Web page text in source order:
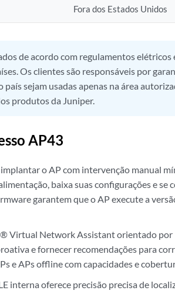
Fora dos Estados Unidos
de acordo com regulamentos elétricos
Os clientes são responsáveis por
sejam usadas apenas na área
produtos da Juniper.
AP43
o AP com intervenção manual
baixa suas configurações e se
garantem que o AP execute a
Virtual Network Assistant orientado por
e fornecer recomendações para
e APs offline com capacidades e
interna oferece precisão precisa de